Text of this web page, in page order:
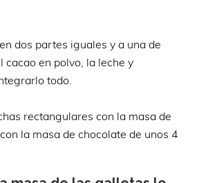
dos partes iguales y a una de
cacao en polvo, la leche y
todo.
rectangulares con la masa de
la masa de chocolate de unos 4